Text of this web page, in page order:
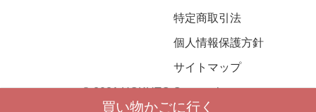
買い物かごに行く
特定商取引法
個人情報保護方針
サイトマップ
© 2021 HOKUTO Corporation.